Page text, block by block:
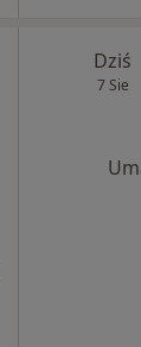
Dziś
7 Sie